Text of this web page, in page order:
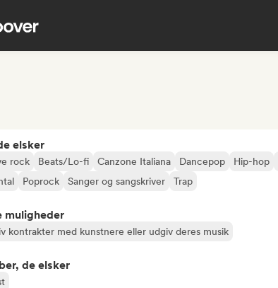
elsker
rock Beats/Lo-fi Canzone Italiana Dancepop Hip-hop
Poprock Sanger og sangskriver Trap
muligheder
kontrakter med kunstnere eller udgiv deres musik
de elsker